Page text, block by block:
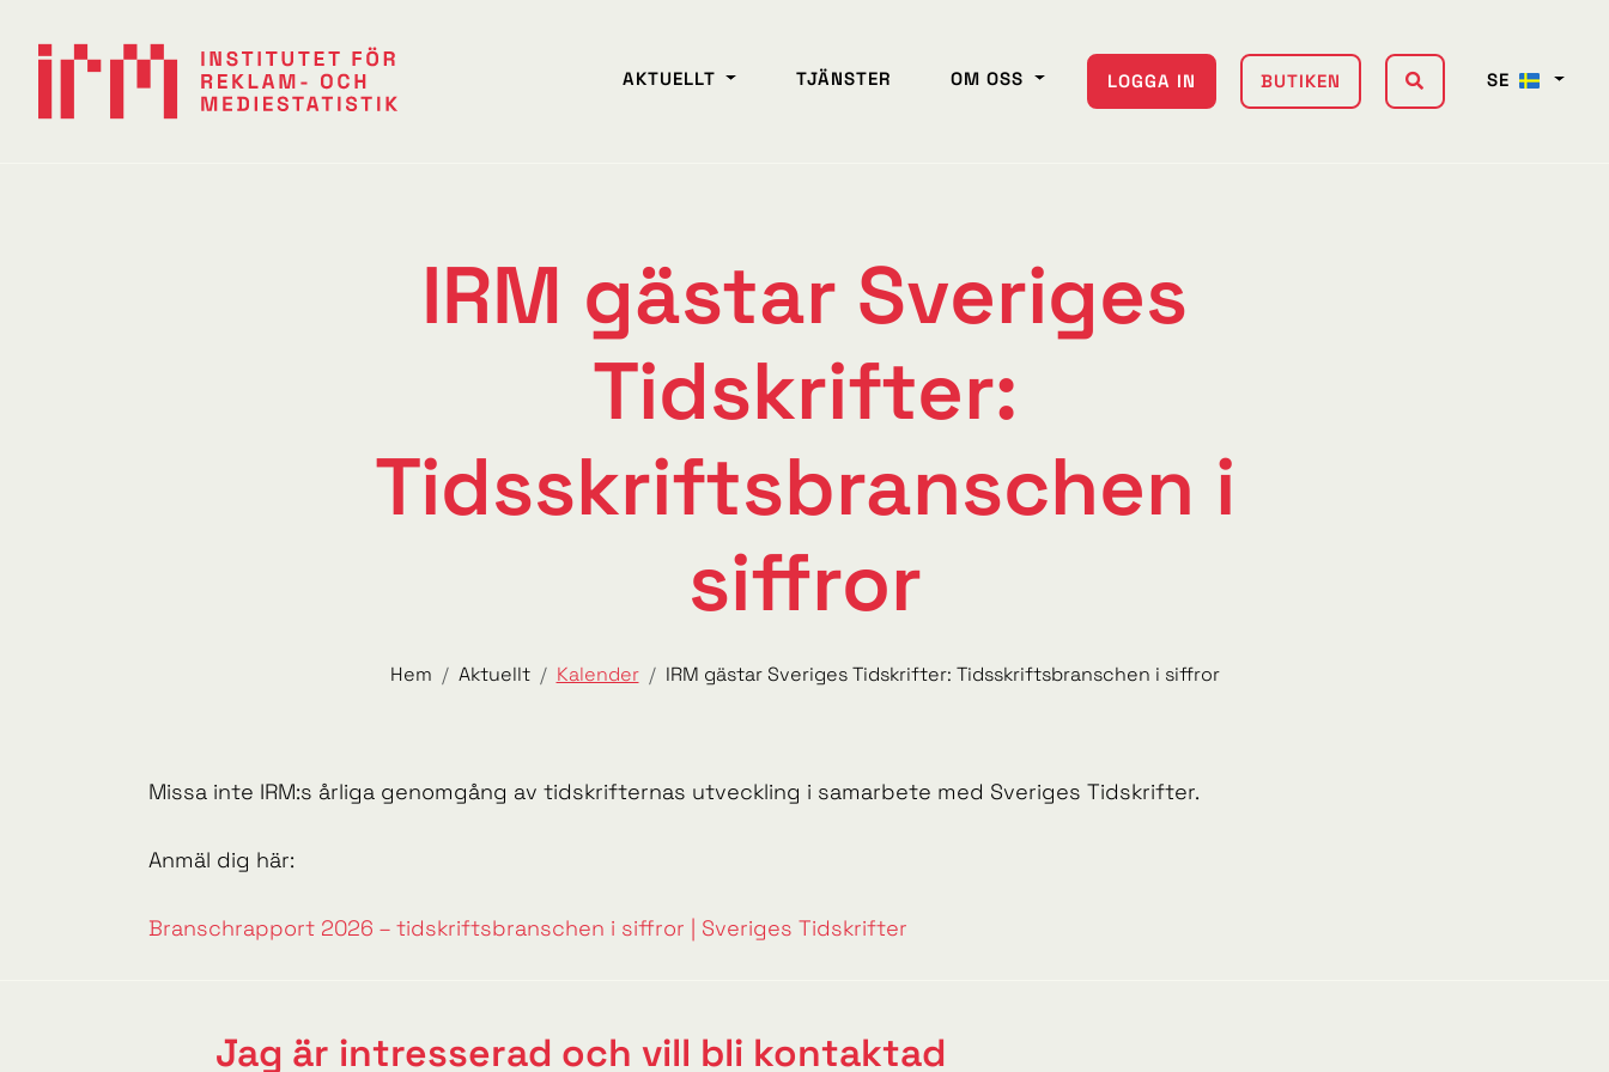
AKTUELLT TJÄNSTER OM OSS LOGGA IN BUTIKEN SE
IRM gästar Sveriges
Tidskrifter:
Tidsskriftsbranschen i
siffror
Hem Aktuellt Kalender IRM gästar Sveriges Tidskrifter: Tidsskriftsbranschen i siffror
Missa inte IRM:s årliga genomgång av tidskrifternas utveckling i samarbete med Sveriges Tidskrifter.
Anmäl dig här:
Branschrapport 2026 – tidskriftsbranschen i siffror | Sveriges Tidskrifter
Jag är intresserad och vill bli kontaktad